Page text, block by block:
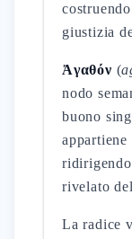
giustizia
Ἀγαθόν (
nodo
buono
rivelato
La radice